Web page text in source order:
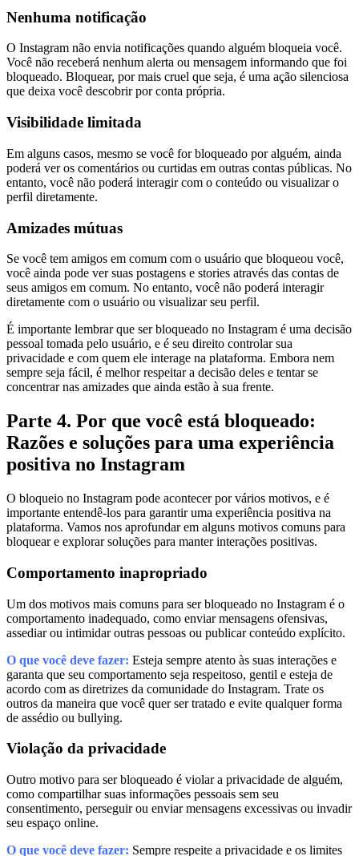
Nenhuma notificação
O Instagram não envia notificações quando alguém bloqueia você.
Você não receberá nenhum alerta ou mensagem informando que foi
bloqueado. Bloquear, por mais cruel que seja, é uma ação silenciosa
que deixa você descobrir por conta própria.
Visibilidade limitada
Em alguns casos, mesmo se você for bloqueado por alguém, ainda
poderá ver os comentários ou curtidas em outras contas públicas. No
entanto, você não poderá interagir com o conteúdo ou visualizar o
perfil diretamente.
Amizades mútuas
Se você tem amigos em comum com o usuário que bloqueou você,
você ainda pode ver suas postagens e stories através das contas de
seus amigos em comum. No entanto, você não poderá interagir
diretamente com o usuário ou visualizar seu perfil.
É importante lembrar que ser bloqueado no Instagram é uma decisão
pessoal tomada pelo usuário, e é seu direito controlar sua
privacidade e com quem ele interage na plataforma. Embora nem
sempre seja fácil, é melhor respeitar a decisão deles e tentar se
concentrar nas amizades que ainda estão à sua frente.
Parte 4. Por que você está bloqueado:
Razões e soluções para uma experiência
positiva no Instagram
O bloqueio no Instagram pode acontecer por vários motivos, e é
importante entendê-los para garantir uma experiência positiva na
plataforma. Vamos nos aprofundar em alguns motivos comuns para
bloquear e explorar soluções para manter interações positivas.
Comportamento inapropriado
Um dos motivos mais comuns para ser bloqueado no Instagram é o
comportamento inadequado, como enviar mensagens ofensivas,
assediar ou intimidar outras pessoas ou publicar conteúdo explícito.
O que você deve fazer: Esteja sempre atento às suas interações e
garanta que seu comportamento seja respeitoso, gentil e esteja de
acordo com as diretrizes da comunidade do Instagram. Trate os
outros da maneira que você quer ser tratado e evite qualquer forma
de assédio ou bullying.
Violação da privacidade
Outro motivo para ser bloqueado é violar a privacidade de alguém,
como compartilhar suas informações pessoais sem seu
consentimento, perseguir ou enviar mensagens excessivas ou invadir
seu espaço online.
O que você deve fazer: Sempre respeite a privacidade e os limites